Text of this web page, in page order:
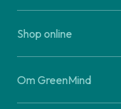
Shop online
Om GreenMind